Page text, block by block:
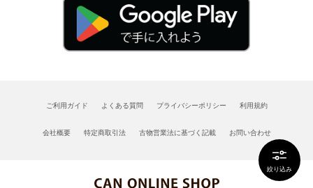
絞り込み
ご利用ガイド よくある質問 プライバシーポリシー 利用規約
会社概要 特定商取引法 古物営業法に基づく記載 お問い合わせ